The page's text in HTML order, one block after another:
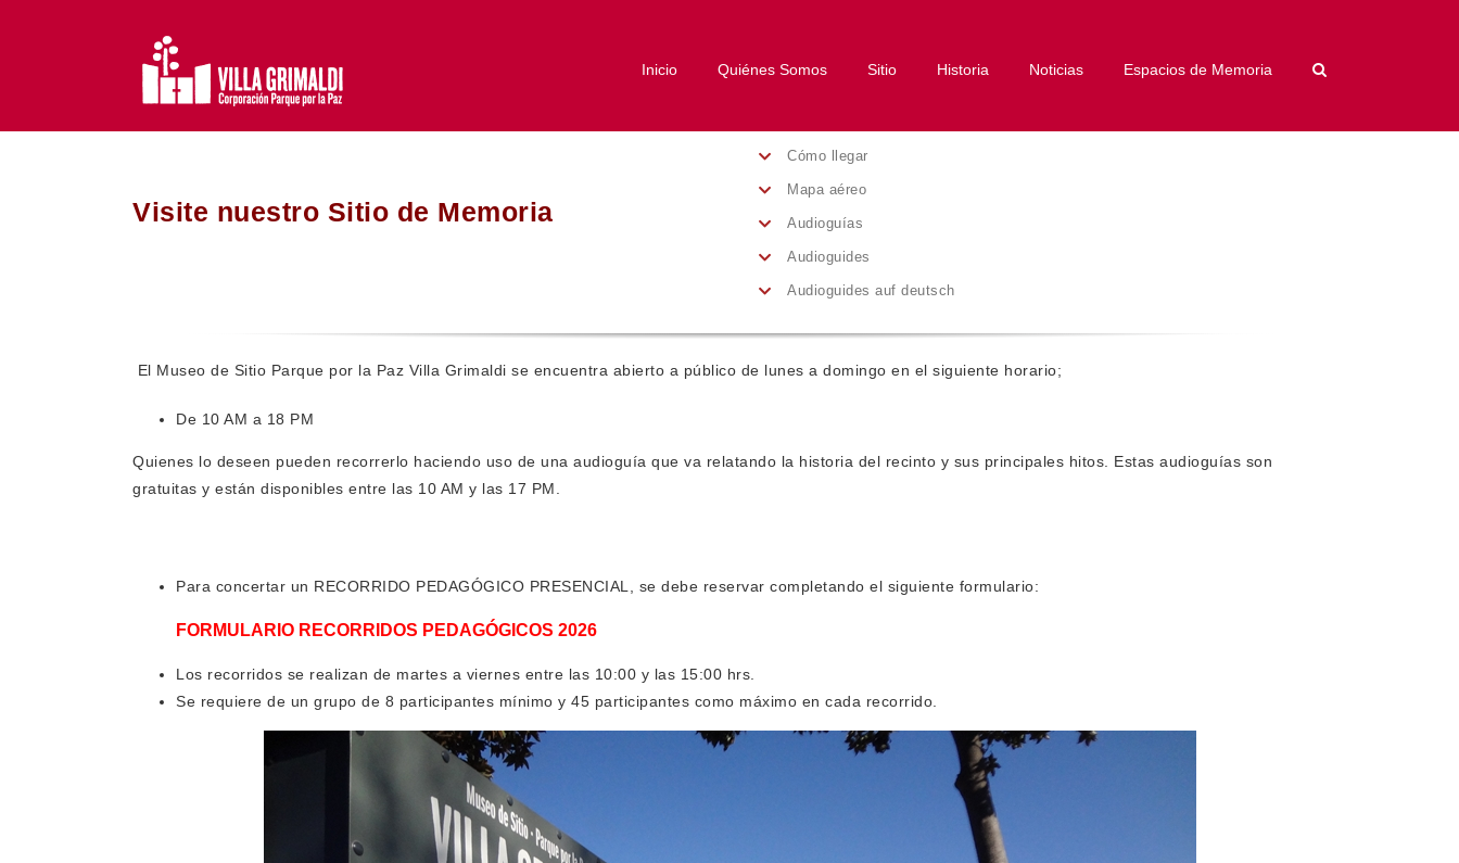
Inicio Quiénes Somos Sitio Historia Noticias Espacios de Memoria
Visite nuestro Sitio de Memoria
Cómo llegar
Mapa aéreo
Audioguías
Audioguides
Audioguides auf deutsch
El Museo de Sitio Parque por la Paz Villa Grimaldi se encuentra abierto a público de lunes a domingo en el siguiente horario;
De 10 AM a 18 PM
Quienes lo deseen pueden recorrerlo haciendo uso de una audioguía que va relatando la historia del recinto y sus principales hitos. Estas audioguías son
gratuitas y están disponibles entre las 10 AM y las 17 PM.
Para concertar un RECORRIDO PEDAGÓGICO PRESENCIAL, se debe reservar completando el siguiente formulario:
FORMULARIO RECORRIDOS PEDAGÓGICOS 2026
Los recorridos se realizan de martes a viernes entre las 10:00 y las 15:00 hrs.
Se requiere de un grupo de 8 participantes mínimo y 45 participantes como máximo en cada recorrido.